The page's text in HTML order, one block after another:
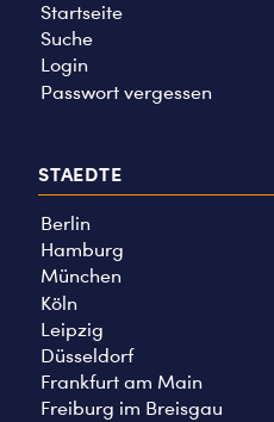
Startseite
Suche
Login
Passwort vergessen
STAEDTE
Berlin
Hamburg
München
Köln
Leipzig
Düsseldorf
Frankfurt am Main
Freiburg im Breisgau